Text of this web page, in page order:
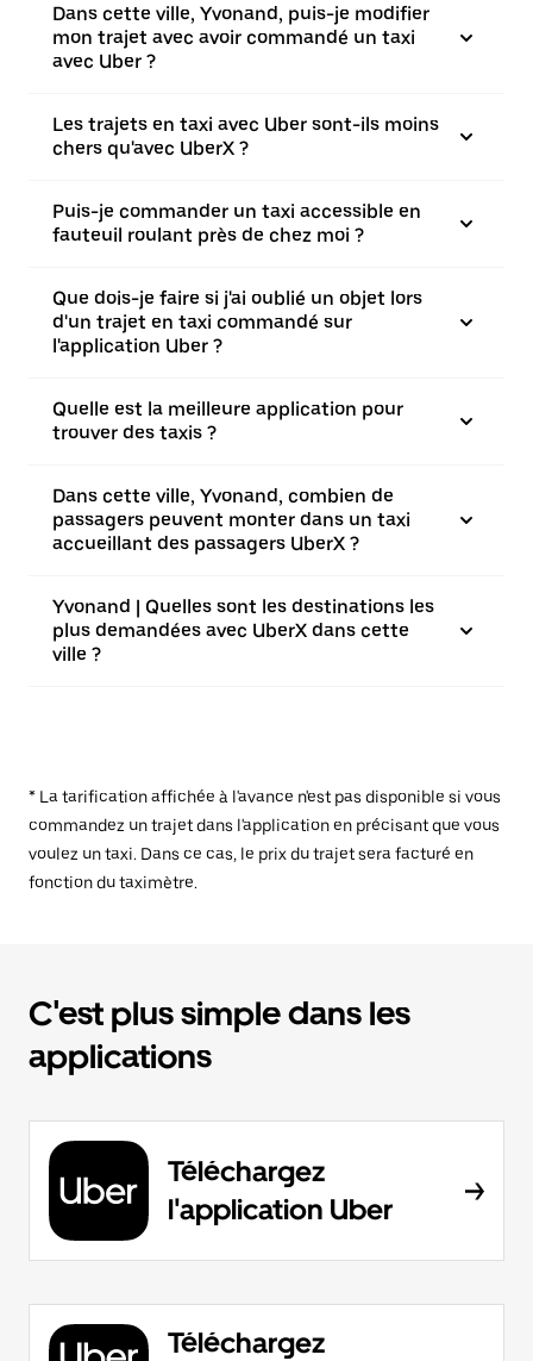
Dans cette ville, Yvonand, puis-je modifier
mon trajet avec avoir commandé un taxi
avec Uber ?
Les trajets en taxi avec Uber sont-ils moins
chers qu'avec UberX ?
Puis-je commander un taxi accessible en
fauteuil roulant près de chez moi ?
Que dois-je faire si j'ai oublié un objet lors
d'un trajet en taxi commandé sur
l'application Uber ?
Quelle est la meilleure application pour
trouver des taxis ?
Dans cette ville, Yvonand, combien de
passagers peuvent monter dans un taxi
accueillant des passagers UberX ?
Yvonand | Quelles sont les destinations les
plus demandées avec UberX dans cette
ville ?
* La tarification affichée à l'avance n'est pas disponible si vous
commandez un trajet dans l'application en précisant que vous
voulez un taxi. Dans ce cas, le prix du trajet sera facturé en
fonction du taximètre.
C'est plus simple dans les
applications
Téléchargez
l'application Uber
Téléchargez